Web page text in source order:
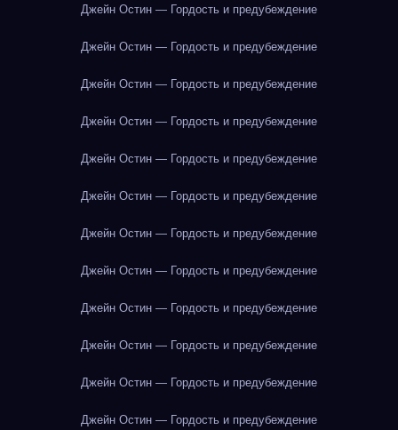
Джейн Остин — Гордость и предубеждение
Джейн Остин — Гордость и предубеждение
Джейн Остин — Гордость и предубеждение
Джейн Остин — Гордость и предубеждение
Джейн Остин — Гордость и предубеждение
Джейн Остин — Гордость и предубеждение
Джейн Остин — Гордость и предубеждение
Джейн Остин — Гордость и предубеждение
Джейн Остин — Гордость и предубеждение
Джейн Остин — Гордость и предубеждение
Джейн Остин — Гордость и предубеждение
Джейн Остин — Гордость и предубеждение